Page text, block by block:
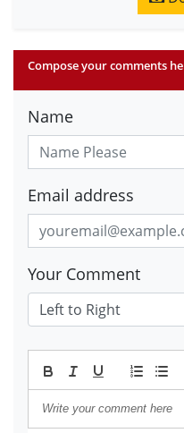
Compose your comments
Name
Email address
Your Comment